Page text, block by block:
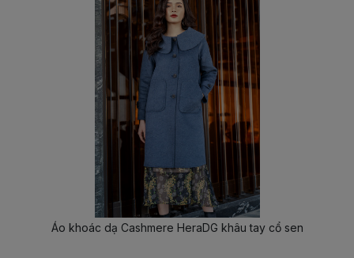
Áo khoác dạ Cashmere HeraDG khâu tay cổ sen